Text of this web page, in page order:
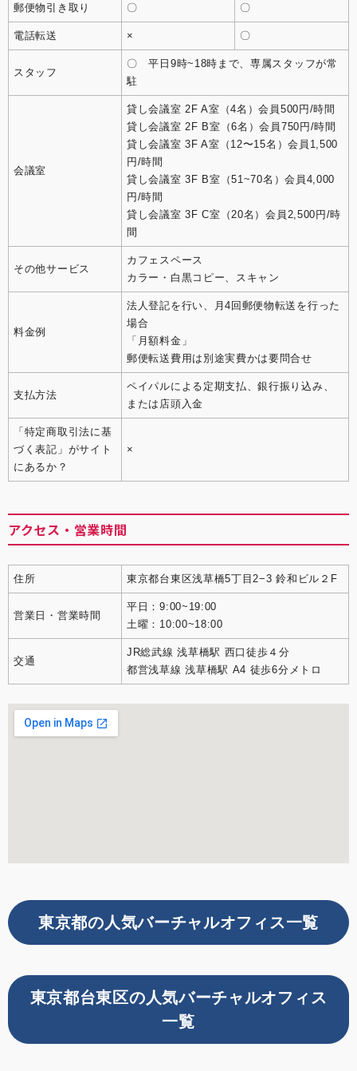
郵便物引き取り 〇 〇
電話転送 × 〇
スタッフ
〇 平日9時~18時まで、専属スタッフが常
駐
会議室
貸し会議室 2F A室（4名）会員500円/時間
貸し会議室 2F B室（6名）会員750円/時間
貸し会議室 3F A室（12〜15名）会員1,500
円/時間
貸し会議室 3F B室（51~70名）会員4,000
円/時間
貸し会議室 3F C室（20名）会員2,500円/時
間
その他サービス
カフェスペース
カラー・白黒コピー、スキャン
料金例
法人登記を行い、月4回郵便物転送を行った
場合
「月額料金」
郵便転送費用は別途実費かは要問合せ
支払方法
ペイパルによる定期支払、銀行振り込み、
または店頭入金
「特定商取引法に基
づく表記」がサイト
にあるか？
×
アクセス・営業時間
住所 東京都台東区浅草橋5丁目2−3 鈴和ビル２F
営業日・営業時間
平日：9:00~19:00
土曜：10:00~18:00
交通
JR総武線 浅草橋駅 西口徒歩４分
都営浅草線 浅草橋駅 A4 徒歩6分メトロ
東京都の人気バーチャルオフィス一覧
東京都台東区の人気バーチャルオフィス
一覧